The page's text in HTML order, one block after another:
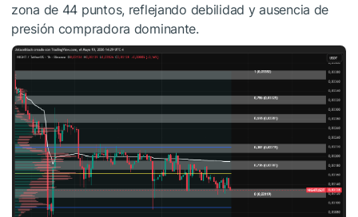
zona de 44 puntos, reflejando debilidad y ausencia de
presión compradora dominante.